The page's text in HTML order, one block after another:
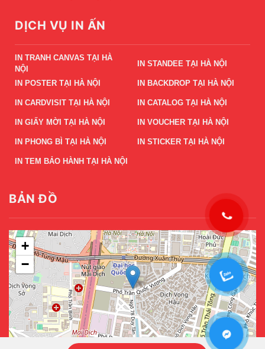
DỊCH VỤ IN ẤN
IN TRANH CANVAS TẠI HÀ
NỘI
IN STANDEE TẠI HÀ NỘI
IN POSTER TẠI HÀ NỘI IN BACKDROP TẠI HÀ NỘI
IN CARDVISIT TẠI HÀ NỘI IN CATALOG TẠI HÀ NỘI
IN GIẤY MỜI TẠI HÀ NỘI IN VOUCHER TẠI HÀ NỘI
IN PHONG BÌ TẠI HÀ NỘI IN STICKER TẠI HÀ NỘI
IN TEM BẢO HÀNH TẠI HÀ NỘI
BẢN ĐỒ
+
−
Leaflet|©OpenStreetMap